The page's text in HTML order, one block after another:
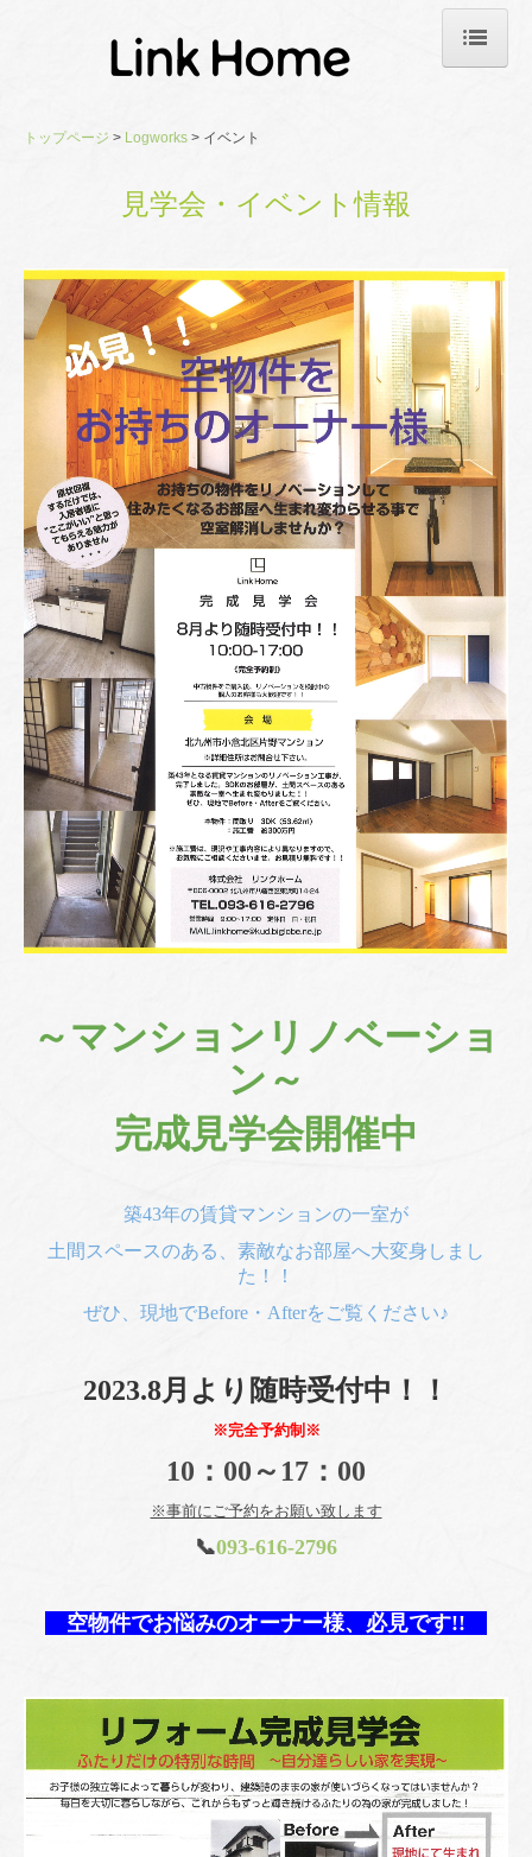
空気のおいしい家
家づくりのこだわり
ギャラリー/施工事例
イベント
会社案内
Information
不動産情報
採用情報
お問合せ
トップページ Logworks イベント
見学会・イベント情報
～マンションリノベーショ
ン～
完成見学会開催中
築43年の賃貸マンションの一室が
土間スペースのある、素敵なお部屋へ大変身しまし
た！！
ぜひ、現地でBefore・Afterをご覧ください♪
2023.8月より随時受付中！！
※完全予約制※
10：00～17：00
※事前にご予約をお願い致します
📞093-616-2796
空物件でお悩みのオーナー様、必見です!!